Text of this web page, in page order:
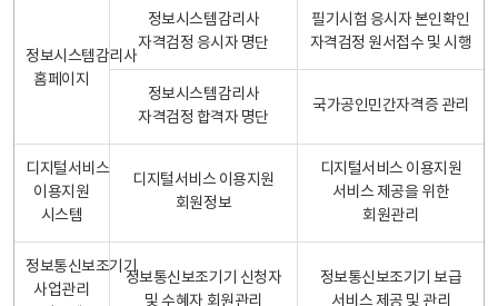
정보시스템감리사
홈페이지
정보시스템감리사
자격검정 응시자 명단
필기시험 응시자 본인확인
자격검정 원서접수 및 시행
정보시스템감리사
자격검정 합격자 명단
국가공인민간자격증 관리
디지털서비스
이용지원
시스템
디지털서비스 이용지원
회원정보
디지털서비스 이용지원
서비스 제공을 위한
회원관리
정보통신보조기기
사업관리
정보통신보조기기 신청자
및 수혜자 회원관리
정보통신보조기기 보급
서비스 제공 및 관리